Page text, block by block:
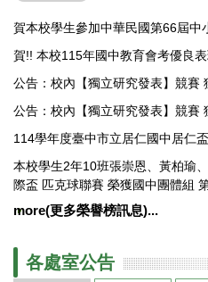
賀本校學生參加中華民國第66屆中
賀!! 本校115年國中教育會考優良
公告：校內【獨立研究發表】競賽
公告：校內【獨立研究發表】競賽
114學年度臺中市立居仁國中居仁
本校學生2年10班張崇恩、黃柏瑜
際盃 匹克球聯賽 榮獲國中團體組
more(更多榮譽榜訊息)...
各處室公告